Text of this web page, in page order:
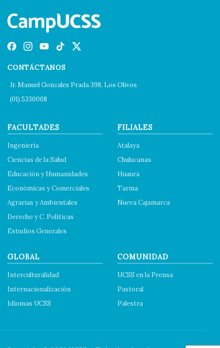
CONTÁCTANOS
Jr. Manuel Gonzales Prada 398, Los Olivos
(01) 5330008
FACULTADES
Ingeniería
Ciencias de la Salud
Educación y Humanidades
Económicas y Comerciales
Agrarias y Ambientales
Derecho y C. Políticas
Estudios Generales
FILIALES
Atalaya
Chulucanas
Huaura
Tarma
Nueva Cajamarca
GLOBAL
Interculturalidad
Internacionalización
Idiomas UCSS
COMUNIDAD
UCSS en la Prensa
Pastoral
Palestra